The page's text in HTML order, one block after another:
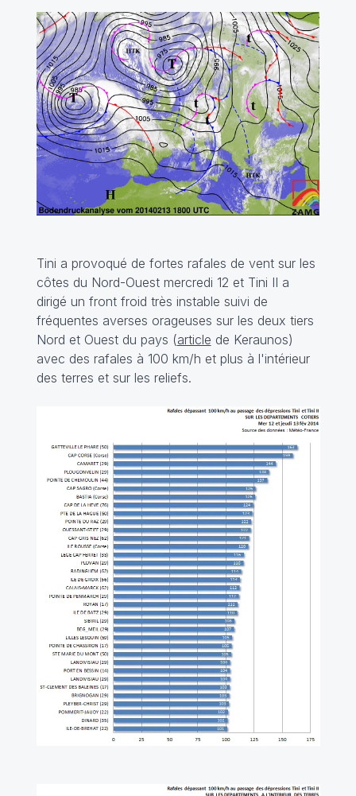
Tini a provoqué de fortes rafales de vent sur les
côtes du Nord-Ouest mercredi 12 et Tini II a
dirigé un front froid très instable suivi de
fréquentes averses orageuses sur les deux tiers
Nord et Ouest du pays (article de Keraunos)
avec des rafales à 100 km/h et plus à l'intérieur
des terres et sur les reliefs.